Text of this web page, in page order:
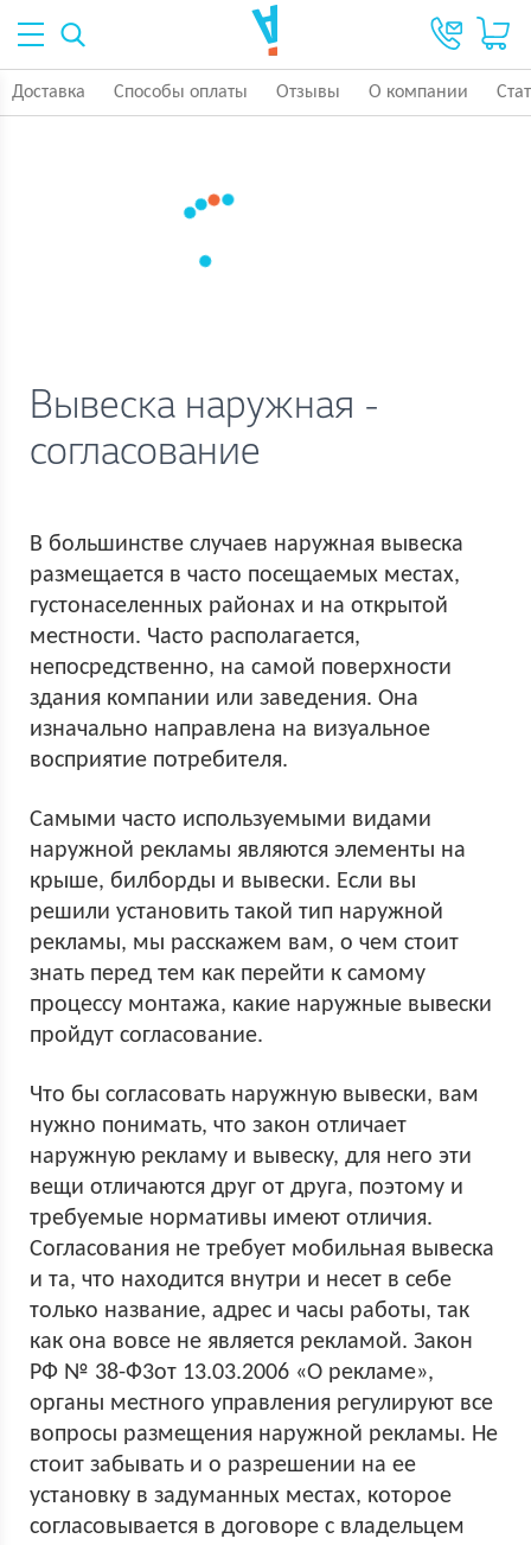
Доставка Способы оплаты Отзывы О компании
Вывеска наружная -
согласование
В большинстве случаев наружная вывеска
размещается в часто посещаемых местах,
густонаселенных районах и на открытой
местности. Часто располагается,
непосредственно, на самой поверхности
здания компании или заведения. Она
изначально направлена на визуальное
восприятие потребителя.
Самыми часто используемыми видами
наружной рекламы являются элементы на
крыше, билборды и вывески. Если вы
решили установить такой тип наружной
рекламы, мы расскажем вам, о чем стоит
знать перед тем как перейти к самому
процессу монтажа, какие наружные вывески
пройдут согласование.
Что бы согласовать наружную вывески, вам
нужно понимать, что закон отличает
наружную рекламу и вывеску, для него эти
вещи отличаются друг от друга, поэтому и
требуемые нормативы имеют отличия.
Согласования не требует мобильная вывеска
и та, что находится внутри и несет в себе
только название, адрес и часы работы, так
как она вовсе не является рекламой. Закон
РФ № 38-Ф3от 13.03.2006 «О рекламе»,
органы местного управления регулируют все
вопросы размещения наружной рекламы. Не
стоит забывать и о разрешении на ее
установку в задуманных местах, которое
согласовывается в договоре с владельцем